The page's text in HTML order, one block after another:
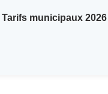
Tarifs municipaux 2026